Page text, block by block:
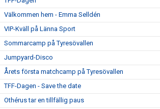
Välkommen hem - Emma Selldén
VIP-Kväll på Länna Sport
Sommarcamp på Tyresövallen
Jumpyard-Disco
Årets första matchcamp på Tyresövallen
TFF-Dagen - Save the date
Othérus tar en tillfällig paus